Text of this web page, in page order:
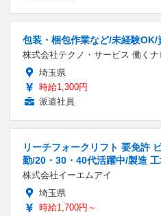
包装・梱包作業など/未経験
株式会社テクノ・サービス 働くナ
埼玉県
時給1,300円
派遣社員
リーチフォークリフト 要免許
勤/20・30・40代活躍中/製造
株式会社イーエムアイ
埼玉県
時給1,700円～